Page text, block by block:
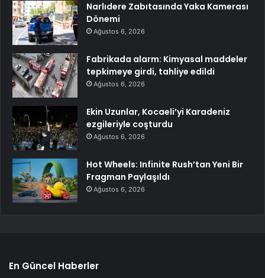
Narlıdere Zabıtasında Yaka Kamerası
Dönemi
Ağustos 6, 2026
Fabrikada alarm: Kimyasal maddeler
tepkimeye girdi, tahliye edildi
Ağustos 6, 2026
Ekin Uzunlar, Kocaeli’yi Karadeniz
ezgileriyle coşturdu
Ağustos 6, 2026
Hot Wheels: Infinite Rush’tan Yeni Bir
Fragman Paylaşıldı
Ağustos 6, 2026
En Güncel Haberler